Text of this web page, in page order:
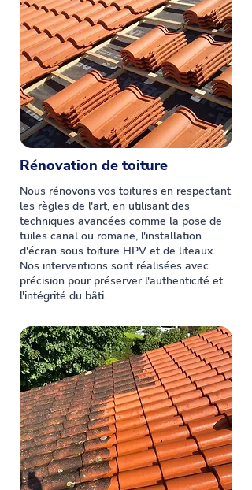
Rénovation de toiture
Nous rénovons vos toitures en respectant
les règles de l'art, en utilisant des
techniques avancées comme la pose de
tuiles canal ou romane, l'installation
d'écran sous toiture HPV et de liteaux.
Nos interventions sont réalisées avec
précision pour préserver l'authenticité et
l'intégrité du bâti.